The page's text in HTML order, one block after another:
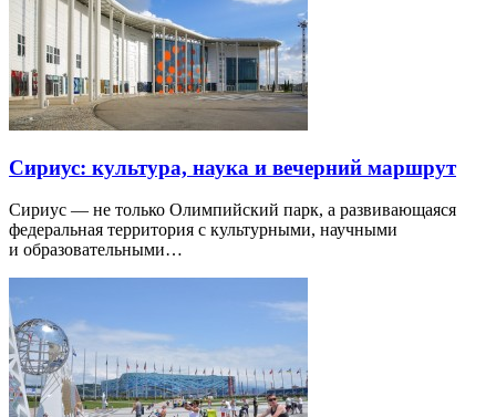
Сириус: культура, наука и вечерний маршрут
Сириус — не только Олимпийский парк, а развивающаяся
федеральная территория с культурными, научными
и образовательными…